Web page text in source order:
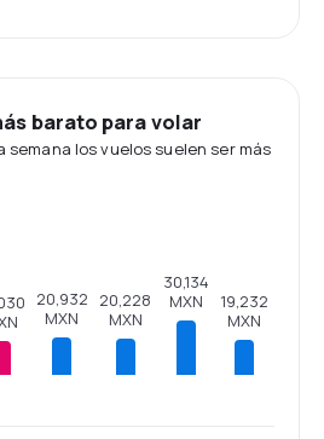
barato para volar
semana los vuelos suelen ser más
20,932
MXN
20,228
MXN
30,134
MXN
19,232
MXN